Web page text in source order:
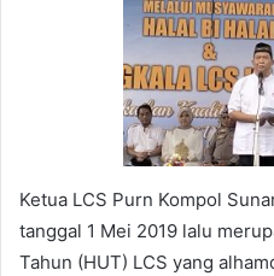
Ketua LCS Purn Kompol
tanggal 1 Mei 2019 lalu
Tahun (HUT) LCS yang